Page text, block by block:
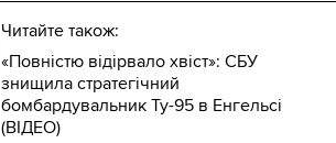
Читайте також:
«Повністю відірвало хвіст»: СБУ
знищила стратегічний
бомбардувальник Ту-95 в Енгельсі
(ВІДЕО)